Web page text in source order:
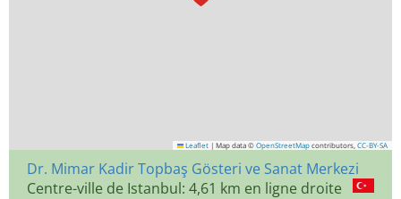
Leaflet | Map data © OpenStreetMap contributors, CC-BY-SA
Dr. Mimar Kadir Topbaş Gösteri ve Sanat Merkezi
Centre-ville de Istanbul: 4,61 km en ligne droite